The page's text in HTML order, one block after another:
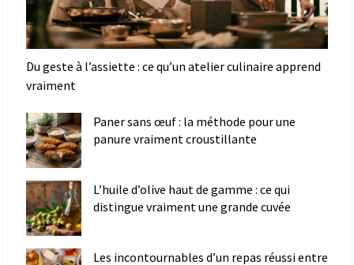
Du geste à l’assiette : ce qu’un atelier culinaire apprend
vraiment
Paner sans œuf : la méthode pour une
panure vraiment croustillante
L’huile d’olive haut de gamme : ce qui
distingue vraiment une grande cuvée
Les incontournables d’un repas réussi entre